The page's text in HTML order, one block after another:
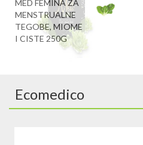
MED FEMINA ZA
MENSTRUALNE
TEGOBE, MIOME
I CISTE 250G
Ecomedico